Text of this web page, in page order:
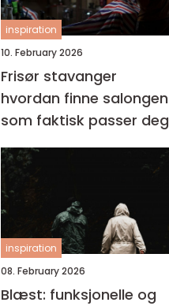
inspiration
10. February 2026
Frisør stavanger
hvordan finne salongen
som faktisk passer deg
inspiration
08. February 2026
Blæst: funksjonelle og